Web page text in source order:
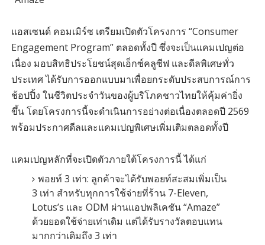
แอสเซนด์ คอมเมิร์ซ เตรียมเปิดตัวโครงการ “Consumer
Engagement Program” ตลอดทั้งปี ซึ่งจะเป็นแคมเปญต่อ
เนื่อง มอบสิทธิประโยชน์สุดเอ็กซ์คลูซีฟ และดีลพิเศษทั่ว
ประเทศ ได้รับการออกแบบมาเพื่อยกระดับประสบการณ์การ
ช้อปปิ้ง ในชีวิตประจำวันของผู้บริโภคชาวไทยให้คุ้มค่ายิ่ง
ขึ้น โดยโครงการนี้จะดำเนินการอย่างต่อเนื่องตลอดปี 2569
พร้อมประกาศดีลและแคมเปญพิเศษเพิ่มเติมตลอดทั้งปี
แคมเปญหลักที่จะเปิดตัวภายใต้โครงการนี้ ได้แก่
พอยท์ 3 เท่า: ลูกค้าจะได้รับพอยท์สะสมเพิ่มเป็น
3 เท่า สำหรับทุกการใช้จ่ายที่ร้าน 7-Eleven,
Lotus’s และ ODM ผ่านแอปพลิเคชัน “Amaze”
ด้วยยอดใช้จ่ายเท่าเดิม แต่ได้รับรางวัลตอบแทน
มากกว่าเดิมถึง 3 เท่า